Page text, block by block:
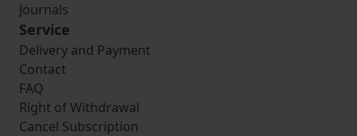
Journals
Service
Delivery and Payment
Contact
FAQ
Right of Withdrawal
Cancel Subscription